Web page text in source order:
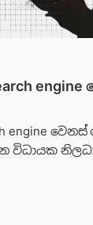
engine
විධායක